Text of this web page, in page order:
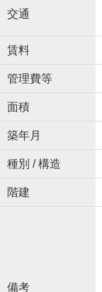
交通
賃料
管理費等
面積
築年月
種別 / 構造
階建
備考